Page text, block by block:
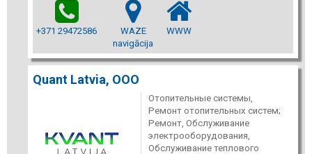
+371 29472586
WAZE
navigācija
WWW
Quant Latvia, ООО
Отопительные системы,
Ремонт отопительных систем;
Ремонт, Обслуживание
электрооборудования,
Обслуживание теплового